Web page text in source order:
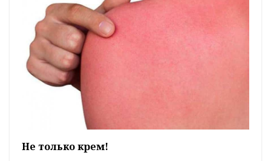
Не только крем!